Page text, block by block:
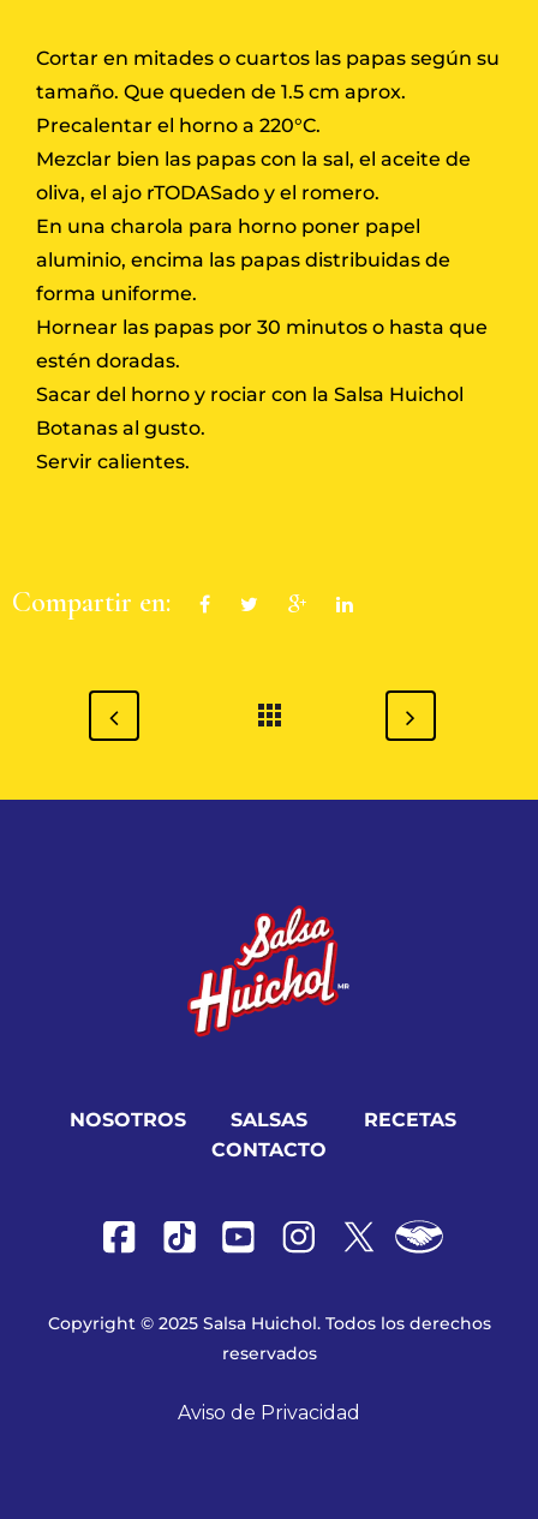
Cortar en mitades o cuartos las papas según su
tamaño. Que queden de 1.5 cm aprox.
Precalentar el horno a 220°C.
Mezclar bien las papas con la sal, el aceite de
oliva, el ajo rTODASado y el romero.
En una charola para horno poner papel
aluminio, encima las papas distribuidas de
forma uniforme.
Hornear las papas por 30 minutos o hasta que
estén doradas.
Sacar del horno y rociar con la Salsa Huichol
Botanas al gusto.
Servir calientes.
Compartir en:
NOSOTROS SALSAS
RECETAS
CONTACTO
Copyright © 2025 Salsa Huichol. Todos los derechos
reservados
Aviso de Privacidad